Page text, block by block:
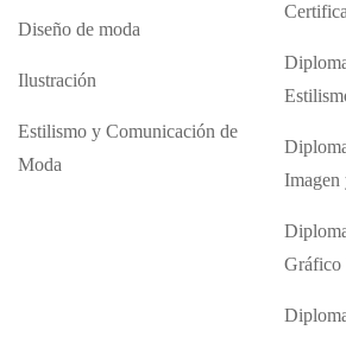
Diseño de moda
Ilustración
Estilismo y Comunicación de
Moda
Imagen
Gráfico